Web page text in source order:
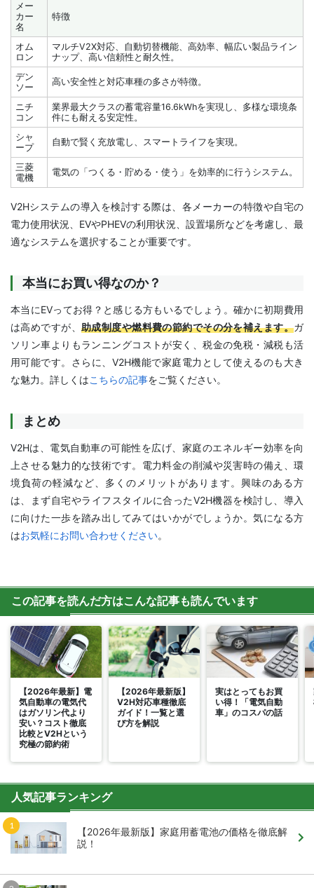
メー
カー
名
特徴
オム
ロン
マルチV2X対応、自動切替機能、高効率、幅広い製品ライン
ナップ、高い信頼性と耐久性。
デン
ソー
高い安全性と対応車種の多さが特徴。
ニチ
コン
業界最大クラスの蓄電容量16.6kWhを実現し、多様な環境条
件にも耐える安定性。
シャ
ープ
自動で賢く充放電し、スマートライフを実現。
三菱
電機
電気の「つくる・貯める・使う」を効率的に行うシステム。
V2Hシステムの導入を検討する際は、各メーカーの特徴や自宅の
電力使用状況、EVやPHEVの利用状況、設置場所などを考慮し、最
適なシステムを選択することが重要です。
本当にお買い得なのか？
本当にEVってお得？と感じる方もいるでしょう。確かに初期費用
は高めですが、 助成制度や燃料費の節約でその分を補えます。ガ
ソリン車よりもランニングコストが安く、税金の免税・減税も活
用可能です。さらに、V2H機能で家庭電力として使えるのも大き
な魅力。詳しくはこちらの記事をご覧ください。
まとめ
V2Hは、電気自動車の可能性を広げ、家庭のエネルギー効率を向
上させる魅力的な技術です。電力料金の削減や災害時の備え、環
境負荷の軽減など、多くのメリットがあります。興味のある方
は、まず自宅やライフスタイルに合ったV2H機器を検討し、導入
に向けた一歩を踏み出してみてはいかがでしょうか。気になる方
はお気軽にお問い合わせください。
この記事を読んだ方はこんな記事も読んでいます
【2026年最新】電
気自動車の電気代
はガソリン代より
安い？コスト徹底
比較とV2Hという
究極の節約術
【2026年最新版】
V2H対応車種徹底
ガイド！一覧と選
び方を解説
実はとってもお買
い得！「電気自動
車」のコスパの話
人気記事ランキング
【2026年最新版】家庭用蓄電池の価格を徹底解
説！